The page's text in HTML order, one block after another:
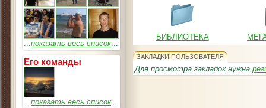
...показать весь список...
Его команды
...показать весь список...
БИБЛИОТЕКА
ЗАКЛАДКИ ПОЛЬЗОВАТЕЛЯ
Для просмотра закладок нужна